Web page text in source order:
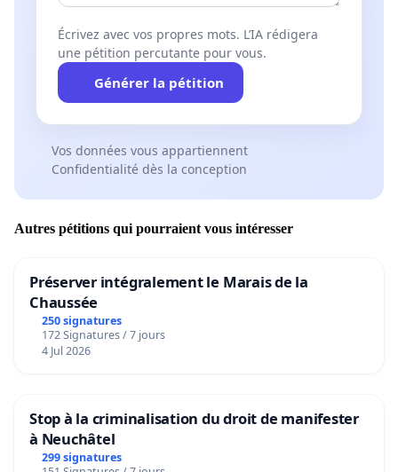
Écrivez avec vos propres mots. L’IA rédigera
une pétition percutante pour vous.
Générer la pétition
Vos données vous appartiennent
Confidentialité dès la conception
Autres pétitions qui pourraient vous intéresser
Préserver intégralement le Marais de la
Chaussée
250 signatures
172 Signatures / 7 jours
4 Jul 2026
Stop à la criminalisation du droit de manifester
à Neuchâtel
299 signatures